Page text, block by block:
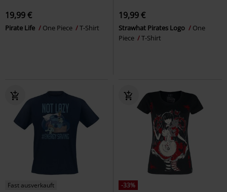
19,99 €
Pirate Life One Piece T-Shirt
19,99 €
Strawhat Pirates Logo
One
Piece
T-Shirt
Fast ausverkauft
-33%